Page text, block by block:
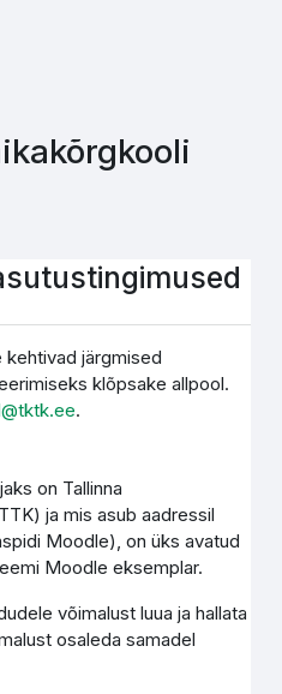
järgmised
klõpsake allpool.
.
on Tallinna
ja mis asub aadressil
Moodle), on üks avatud
Moodle eksemplar.
võimalust luua ja hallata
osaleda samadel